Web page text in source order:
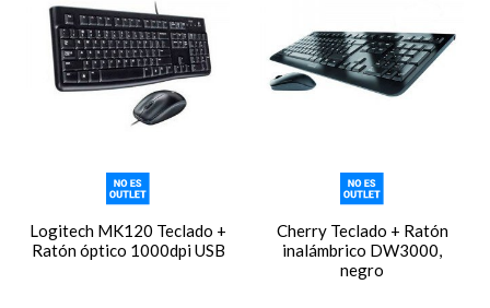
Logitech MK120 Teclado +
Ratón óptico 1000dpi USB
Cherry Teclado + Ratón
inalámbrico DW3000,
negro